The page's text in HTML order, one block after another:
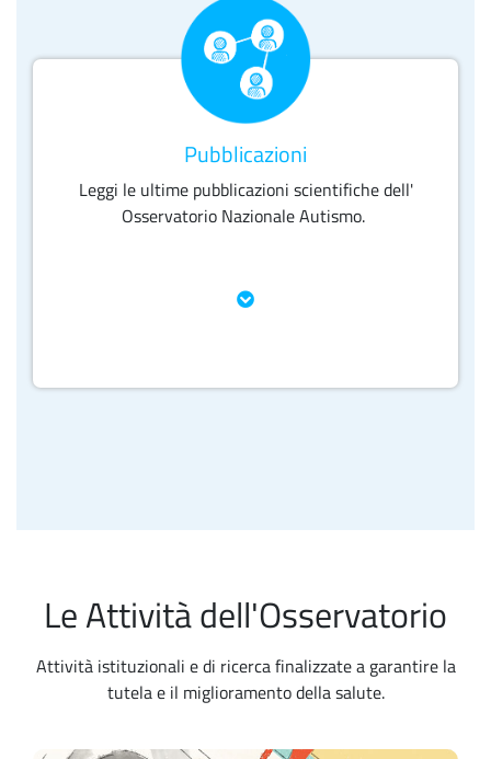
Pubblicazioni
Leggi le ultime pubblicazioni scientifiche dell'
Osservatorio Nazionale Autismo.
Le Attività dell'Osservatorio
Attività istituzionali e di ricerca finalizzate a garantire la
tutela e il miglioramento della salute.